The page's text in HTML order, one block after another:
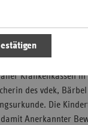
-
Krankenkassen
des vdek,
Die
Anerkannter